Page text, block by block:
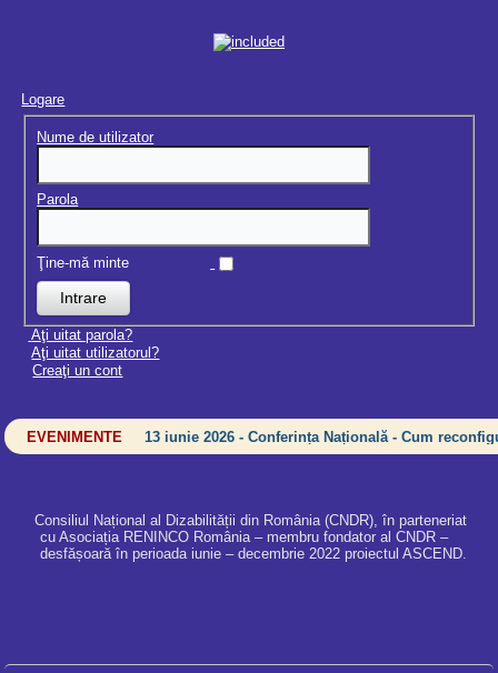
Logare
Nume de utilizator
Parola
Ţine-mă minte
Aţi uitat parola?
Aţi uitat utilizatorul?
Creaţi un cont
EVENIMENTE 13 iunie 2026 - Conferința Națională - Cum
Consiliul Național al Dizabilității din România (CNDR), în parteneriat
cu Asociația RENINCO România – membru fondator al CNDR –
desfășoară în perioada iunie – decembrie 2022 proiectul ASCEND.